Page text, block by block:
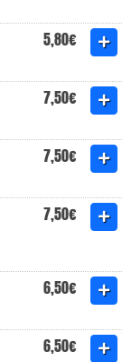
5,80€
7,50€
7,50€
7,50€
6,50€
6,50€